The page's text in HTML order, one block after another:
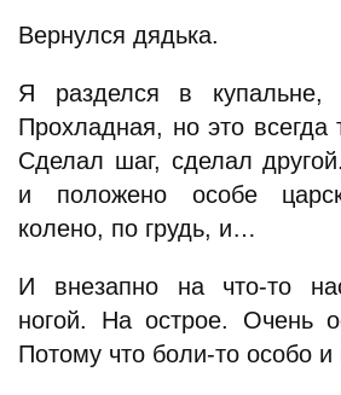
Вернулся дядька.
Я разделся в
Прохладная, но это всегда
Сделал шаг, сделал
и положено особе
колено, по грудь, и…
И внезапно на что-то
ногой. На острое. Очень
Потому что боли-то особо